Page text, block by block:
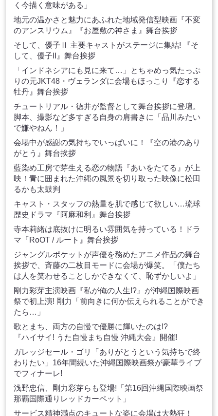
く今描く意味がある」
地元の温かさと魅力にあふれた地域発信型映画『不変
のアンスリウム』『お屋敷の神さま』舞台挨拶
そして、優子Ⅱ 主要キャストがステージに集結! 『そ
して、優子II』舞台挨拶
「インドネシアにも見に来て…」とちゃめっ気たっぷ
りの元JKT48・ヴェランダに会場もほっこり『恋する
牡丹』舞台挨拶
チュートリアル・徳井が監督として舞台挨拶に登壇。
脚本、撮影など多すぎる自身の肩書きに「品川みたい
で嫌やねん！」
会場中が感謝の気持ちでいっぱいに！『空の港のあり
がとう』舞台挨拶
藍染め工房で芽生える恋の物語『あいをたてる』が上
映！青に囲まれた沖縄の風景を切り取った映像に松田
るかも太鼓判
キャスト・スタッフの熱量を肌で感じて欲しい…琉球
歴史ドラマ『阿麻和利』舞台挨拶
寺本莉緒は底抜けに明るい雰囲気を持っている！ドラ
マ『RoOT / ルート』舞台挨拶
ジャングルポケットが声優を務めたアニメ作品の舞台
挨拶で、斉藤の二枚目モードに会場が爆笑。「僕たち
は人を笑わせることしかできなくて、恥ずかしいよ」
剛力彩芽主演映画『私が俺の人生!?』が沖縄国際映画
祭で初上演! 剛力「前向きに何か伝えられることができ
たら…」
歌とまち、両方の自慢で優勝に輝いたのは!?
『ハイサイ! うた自慢まち自慢 沖縄大会』開催!
ガレッジセール・ゴリ「ありがとうという気持ちで終
わりたい」16年間続いた沖縄国際映画祭が豪華ライブ
でフィナーレ!
浅野忠信、剛力彩芽らも登場!「第16回沖縄国際映画祭
那覇国際通りレッドカーペット」
サービス精神満点のキュートな姿に会場は大熱狂！